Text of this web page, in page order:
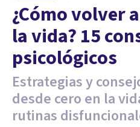
¿Cómo volver
la vida? 15
psicológicos
Estrategias y
desde cero en la
rutinas